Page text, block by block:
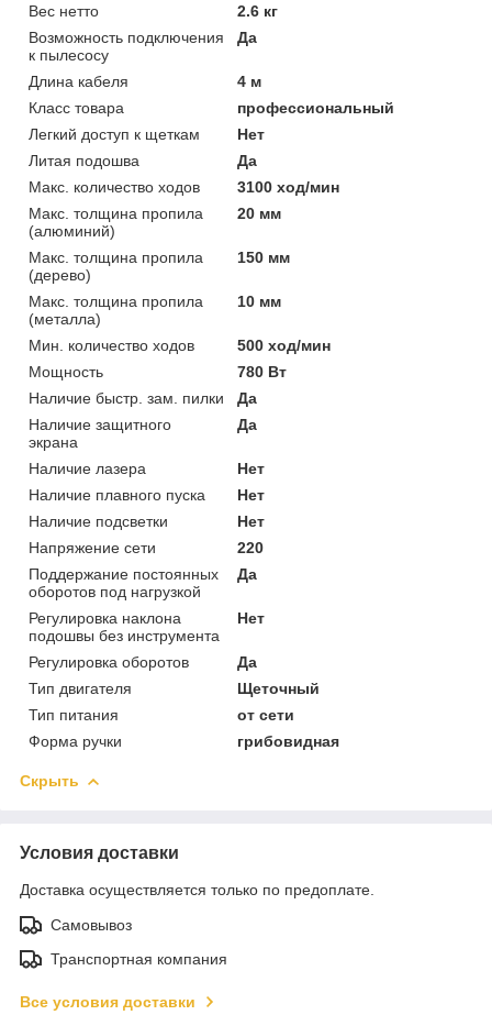
Вес нетто
2.6 кг
Возможность подключения
к пылесосу
Да
Длина кабеля
4 м
Класс товара
профессиональный
Легкий доступ к щеткам
Нет
Литая подошва
Да
Макс. количество ходов
3100 ход/мин
Макс. толщина пропила
(алюминий)
20 мм
Макс. толщина пропила
(дерево)
150 мм
Макс. толщина пропила
(металла)
10 мм
Мин. количество ходов
500 ход/мин
Мощность
780 Вт
Наличие быстр. зам. пилки
Да
Наличие защитного
экрана
Да
Наличие лазера
Нет
Наличие плавного пуска
Нет
Наличие подсветки
Нет
Напряжение сети
220
Поддержание постоянных
оборотов под нагрузкой
Да
Регулировка наклона
подошвы без инструмента
Нет
Регулировка оборотов
Да
Тип двигателя
Щеточный
Тип питания
от сети
Форма ручки
грибовидная
Скрыть
Условия доставки
Доставка осуществляется только по предоплате.
Самовывоз
Транспортная компания
Все условия доставки